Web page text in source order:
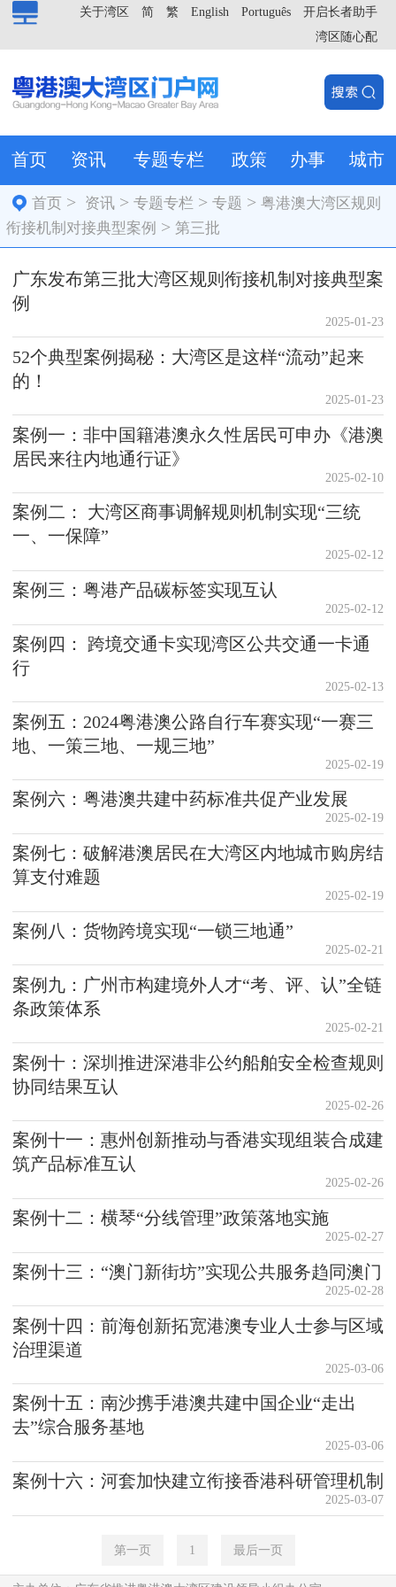
开启长者助手
Português
English
繁
简
关于湾区
湾区随心配
首页 资讯 专题专栏 政策 办事 城市
首页 > 资讯 >专题专栏 >专题 >粤港澳大湾区规则
衔接机制对接典型案例 > 第三批
广东发布第三批大湾区规则衔接机制对接典型案
例
2025-01-23
52个典型案例揭秘：大湾区是这样“流动”起来
的！
2025-01-23
案例一：非中国籍港澳永久性居民可申办《港澳
居民来往内地通行证》
2025-02-10
案例二： 大湾区商事调解规则机制实现“三统
一、一保障”
2025-02-12
案例三：粤港产品碳标签实现互认
2025-02-12
案例四： 跨境交通卡实现湾区公共交通一卡通
行
2025-02-13
案例五：2024粤港澳公路自行车赛实现“一赛三
地、一策三地、一规三地”
2025-02-19
案例六：粤港澳共建中药标准共促产业发展
2025-02-19
案例七：破解港澳居民在大湾区内地城市购房结
算支付难题
2025-02-19
案例八：货物跨境实现“一锁三地通”
2025-02-21
案例九：广州市构建境外人才“考、评、认”全链
条政策体系
2025-02-21
案例十：深圳推进深港非公约船舶安全检查规则
协同结果互认
2025-02-26
案例十一：惠州创新推动与香港实现组装合成建
筑产品标准互认
2025-02-26
案例十二：横琴“分线管理”政策落地实施
2025-02-27
案例十三：“澳门新街坊”实现公共服务趋同澳门
2025-02-28
案例十四：前海创新拓宽港澳专业人士参与区域
治理渠道
2025-03-06
案例十五：南沙携手港澳共建中国企业“走出
去”综合服务基地
2025-03-06
案例十六：河套加快建立衔接香港科研管理机制
2025-03-07
第一页 1 最后一页